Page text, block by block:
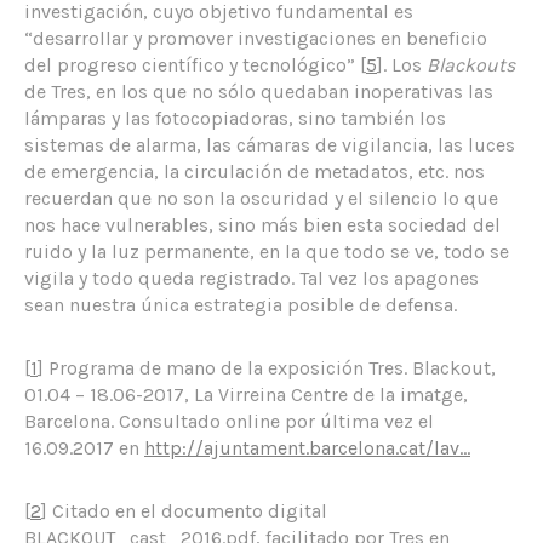
investigación, cuyo objetivo fundamental es
“desarrollar y promover investigaciones en beneficio
del progreso científico y tecnológico” [5]. Los Blackouts
de Tres, en los que no sólo quedaban inoperativas las
lámparas y las fotocopiadoras, sino también los
sistemas de alarma, las cámaras de vigilancia, las luces
de emergencia, la circulación de metadatos, etc. nos
recuerdan que no son la oscuridad y el silencio lo que
nos hace vulnerables, sino más bien esta sociedad del
ruido y la luz permanente, en la que todo se ve, todo se
vigila y todo queda registrado. Tal vez los apagones
sean nuestra única estrategia posible de defensa.
[1] Programa de mano de la exposición Tres. Blackout,
01.04 – 18.06-2017, La Virreina Centre de la imatge,
Barcelona. Consultado online por última vez el
16.09.2017 en http://ajuntament.barcelona.cat/lav…
[2] Citado en el documento digital
BLACKOUT_cast_2016.pdf, facilitado por Tres en